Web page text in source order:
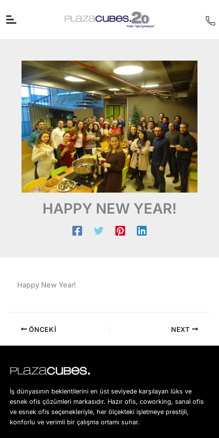
atla
HAPPY NEW YEAR!
Happy New Year!
ÖNCEKI NEXT
İş dünyasının beklentilerini en üst seviyede karşılayan lüks ve
esnek ofis çözümleri markasıdır. Hazır ofis, coworking, sanal ofis
ve esnek ofis seçenekleriyle, her ölçekteki işletmeye prestijli,
konforlu ve verimli bir çalışma ortamı sunar.